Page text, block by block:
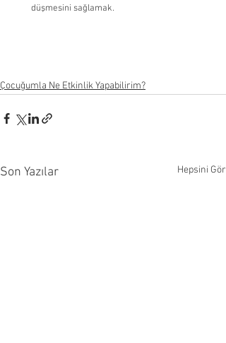
düşmesini sağlamak.
Çocuğumla Ne Etkinlik Yapabilirim?
Son Yazılar Hepsini Gör